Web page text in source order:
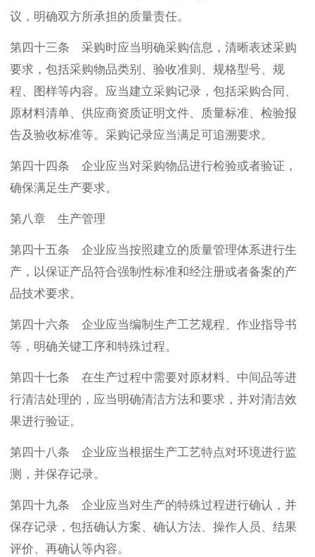
议，明确双方所承担的质量责任。
第四十三条 采购时应当明确采购信息，清晰表述采购
要求，包括采购物品类别、验收准则、规格型号、规
程、图样等内容。应当建立采购记录，包括采购合同、
原材料清单、供应商资质证明文件、质量标准、检验报
告及验收标准等。采购记录应当满足可追溯要求。
第四十四条 企业应当对采购物品进行检验或者验证，
确保满足生产要求。
第八章 生产管理
第四十五条 企业应当按照建立的质量管理体系进行生
产，以保证产品符合强制性标准和经注册或者备案的产
品技术要求。
第四十六条 企业应当编制生产工艺规程、作业指导书
等，明确关键工序和特殊过程。
第四十七条 在生产过程中需要对原材料、中间品等进
行清洁处理的，应当明确清洁方法和要求，并对清洁效
果进行验证。
第四十八条 企业应当根据生产工艺特点对环境进行监
测，并保存记录。
第四十九条 企业应当对生产的特殊过程进行确认，并
保存记录，包括确认方案、确认方法、操作人员、结果
评价、再确认等内容。